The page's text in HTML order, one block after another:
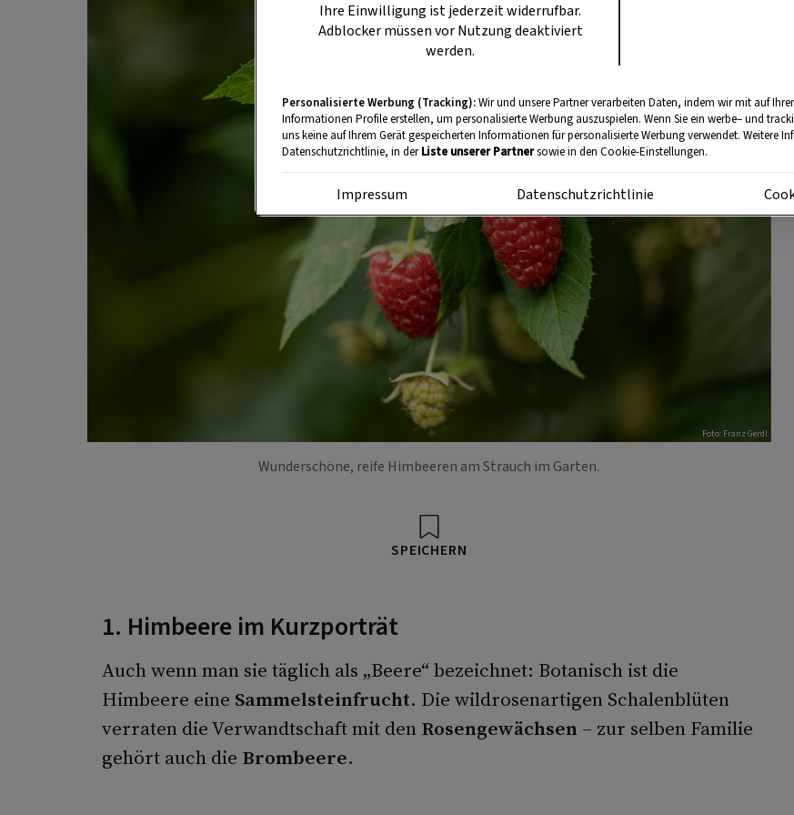
Foto: Franz Gerdl
Wunderschöne, reife Himbeeren am Strauch im Garten.
SPEICHERN
1. Himbeere im Kurzporträt
Auch wenn man sie täglich als „Beere“ bezeichnet: Botanisch ist die
Himbeere eine Sammelsteinfrucht. Die wildrosenartigen Schalenblüten
verraten die Verwandtschaft mit den Rosengewächsen– zur selben Familie
gehört auch die Brombeere.
Ihre Einwilligung ist jederzeit widerrufbar.
Adblocker müssen vor Nutzung deaktiviert
werden.
Personalisierte Werbung (Tracking):Wir und unsere Partner verarbeiten Daten, indem wir mit auf
Informationen Profile erstellen, um personalisierte Werbung auszuspielen. Wenn Sie ein werbe– und
uns keine auf Ihrem Gerät gespeicherten Informationen für personalisierte Werbung verwendet. Weitere
Datenschutzrichtlinie, in derListe unserer Partnersowie in den Cookie-Einstellungen.
Impressum Datenschutzrichtlinie